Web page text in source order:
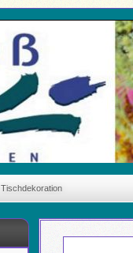
Tischdekoration